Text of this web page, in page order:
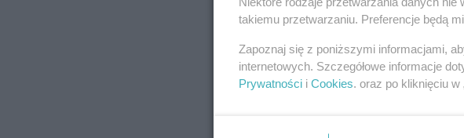
takiemu przetwarzaniu. Preferencje będą
Zapoznaj się z poniższymi informacjami,
internetowych. Szczegółowe informacje
Prywatności i Cookies. oraz po kliknięciu w